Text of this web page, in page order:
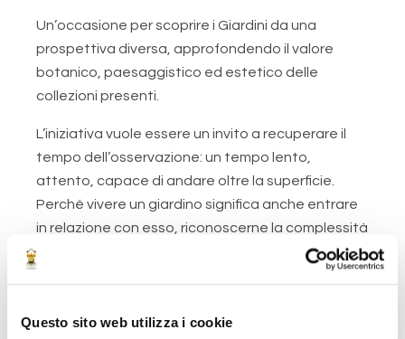
Questo sito web utilizza i cookie
Un’occasione per scoprire i Giardini da una
prospettiva diversa, approfondendo il valore
botanico, paesaggistico ed estetico delle
collezioni presenti.
L’iniziativa vuole essere un invito a recuperare il
tempo dell’osservazione: un tempo lento,
attento, capace di andare oltre la superficie.
Perché vivere un giardino significa anche entrare
in relazione con esso, riconoscerne la complessità
e lasciarsi sorprendere dalla bellezza che, spesso,